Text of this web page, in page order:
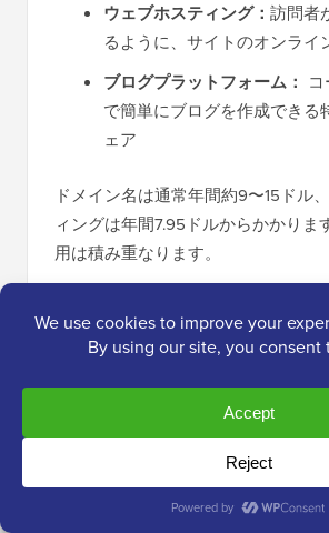
ウェブホスティング： 訪問者
るように、サイトのオンライ
ブログプラットフォーム：
で簡単にブログを作成できる
ェア
ドメイン名は通常年間約9〜15ドル
ィングは年間7.95ドルからかかりま
用は積み重なります。
の大幅な割引と無料のドメイン名を
ら始めることができます。
→ この限定Bluehostオファ
るにはここをクリ